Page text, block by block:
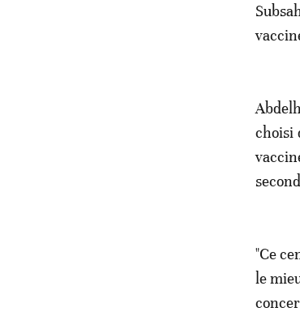
choisi
"Ce
le